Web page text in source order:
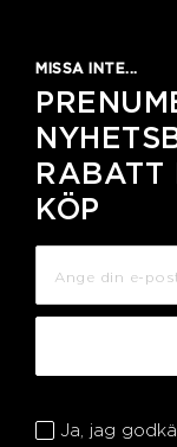
MISSA INTE...
RABATT
KÖP
Ja, jag